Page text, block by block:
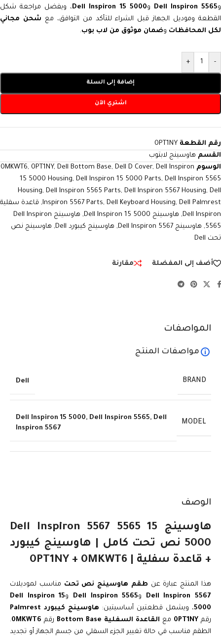
وDell Inspiron 5565 وDell Inspiron 15 5000، ويفضل مراجعة شكل
القطعة وموديل الجهاز قبل الشراء للتأكد من التوافق، مع شحن مجاني
لكل المحافظات وضمان موثوق من لاب بوب.
-
+
إضافة إلى السلة
اشتري الآن
رقم القطعة 0PT1NY
القسم هاوسينج لابتوب
الوسوم
0MKWT6, 0PT1NY, Dell Bottom Base, Dell D Cover, Dell Inspiron
15 5000 Housing, Dell Inspiron 15 5000 Parts, Dell Inspiron 5565
Housing, Dell Inspiron 5565 Parts, Dell Inspiron 5567 Housing, Dell
Inspiron 5567 Parts, Dell Keyboard Housing, Dell Palmrest
, قاعدة سفلية
Dell Inspiron
, هاوسينج Dell Inspiron 15 5000 ,
هاوسينج Dell Inspiron
5565
, هاوسينج Dell Inspiron 5567 , هاوسينج كيبورد Dell , هاوسينج نص
تحت Dell
أضف إلى المفضلة مقارنة
الوصف
هاوسينج Dell Inspiron 5567 5565 15
5000 نص تحت كامل | هاوسينج كيبورد
+ قاعدة سفلية | 0PT1NY + 0MKWT6
هذا المنتج عبارة عن طقم هاوسينج نص تحت مناسب لموديلات
Dell Inspiron 5567 وDell Inspiron 5565 وDell Inspiron 15
5000، ويشمل قطعتين أساسيتين: هاوسينج كيبورد Palmrest
رقم 0PT1NY مع القاعدة السفلية Bottom Base رقم 0MKWT6
.
الطقم مناسب في حالة تغيير الجزء السفلي من جسم الجهاز أو تجديد
المواصفات
مواصفات المنتج
BRAND
Dell
MODEL
Dell Inspiron 15 5000, Dell Inspiron 5565, Dell
Inspiron 5567